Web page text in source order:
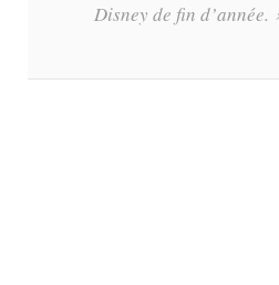
Disney de fin d’année.